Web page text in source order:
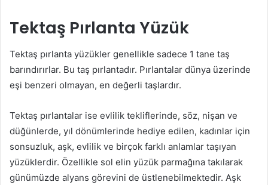
Tektaş Pırlanta Yüzük
Tektaş pırlanta yüzükler genellikle sadece 1 tane taş
barındırırlar. Bu taş pırlantadır. Pırlantalar dünya üzerinde
eşi benzeri olmayan, en değerli taşlardır.
Tektaş pırlantalar ise evlilik tekliflerinde, söz, nişan ve
düğünlerde, yıl dönümlerinde hediye edilen, kadınlar için
sonsuzluk, aşk, evlilik ve birçok farklı anlamlar taşıyan
yüzüklerdir. Özellikle sol elin yüzük parmağına takılarak
günümüzde alyans görevini de üstlenebilmektedir. Aşk